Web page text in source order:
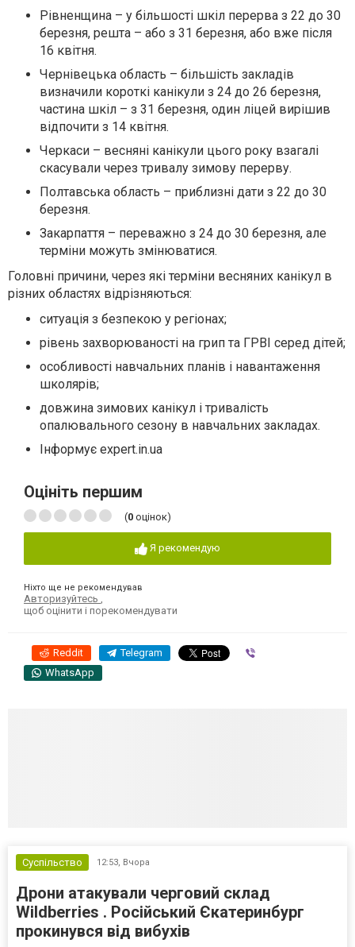
Рівненщина – у більшості шкіл перерва з 22 до 30
березня, решта – або з 31 березня, або вже після
16 квітня.
Чернівецька область – більшість закладів
визначили короткі канікули з 24 до 26 березня,
частина шкіл – з 31 березня, один ліцей вирішив
відпочити з 14 квітня.
Черкаси – весняні канікули цього року взагалі
скасували через тривалу зимову перерву.
Полтавська область – приблизні дати з 22 до 30
березня.
Закарпаття – переважно з 24 до 30 березня, але
терміни можуть змінюватися.
Головні причини, через які терміни весняних канікул в
різних областях відрізняються:
ситуація з безпекою у регіонах;
рівень захворюваності на грип та ГРВІ серед дітей;
особливості навчальних планів і навантаження
школярів;
довжина зимових канікул і тривалість
опалювального сезону в навчальних закладах.
Інформує expert.in.ua
Оцініть першим
(0 оцінок)
Я рекомендую
Ніхто ще не рекомендував
Авторизуйтесь
щоб оцінити і порекомендувати
Reddit Telegram
WhatsApp
Суспільство 12:53, Вчора
Дрони атакували черговий склад
Wildberries . Російський Єкатеринбург
прокинувся від вибухів